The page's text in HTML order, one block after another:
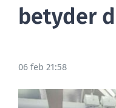
BLOG
betyder
06 feb 21:58